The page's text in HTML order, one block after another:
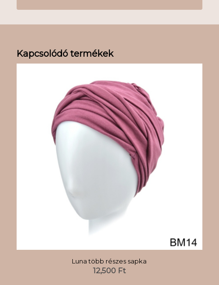
Kapcsolódó termékek
Luna több részes sapka
12,500 Ft